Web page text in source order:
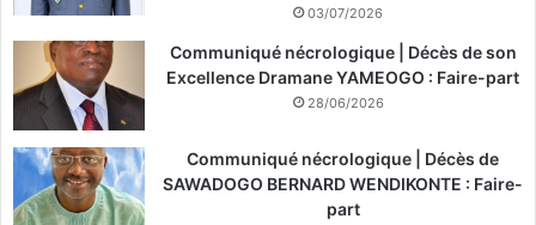
03/07/2026
Communiqué nécrologique | Décès de son
Excellence Dramane YAMEOGO : Faire-part
28/06/2026
Communiqué nécrologique | Décès de
SAWADOGO BERNARD WENDIKONTE : Faire-
part